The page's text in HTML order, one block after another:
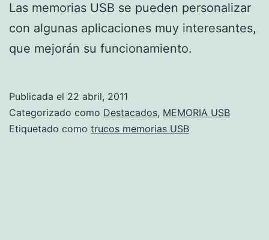
Las memorias USB se pueden personalizar
con algunas aplicaciones muy interesantes,
que mejorán su funcionamiento.
Publicada el 22 abril, 2011
Categorizado como Destacados, MEMORIA USB
Etiquetado como trucos memorias USB